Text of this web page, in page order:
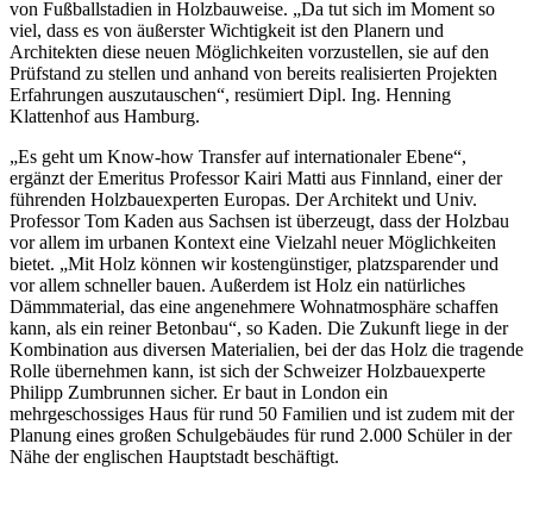
von Fußballstadien in Holzbauweise. „Da tut sich im Moment so
viel, dass es von äußerster Wichtigkeit ist den Planern und
Architekten diese neuen Möglichkeiten vorzustellen, sie auf den
Prüfstand zu stellen und anhand von bereits realisierten Projekten
Erfahrungen auszutauschen“, resümiert Dipl. Ing. Henning
Klattenhof aus Hamburg.
„Es geht um Know-how Transfer auf internationaler Ebene“,
ergänzt der Emeritus Professor Kairi Matti aus Finnland, einer der
führenden Holzbauexperten Europas. Der Architekt und Univ.
Professor Tom Kaden aus Sachsen ist überzeugt, dass der Holzbau
vor allem im urbanen Kontext eine Vielzahl neuer Möglichkeiten
bietet. „Mit Holz können wir kostengünstiger, platzsparender und
vor allem schneller bauen. Außerdem ist Holz ein natürliches
Dämmmaterial, das eine angenehmere Wohnatmosphäre schaffen
kann, als ein reiner Betonbau“, so Kaden. Die Zukunft liege in der
Kombination aus diversen Materialien, bei der das Holz die tragende
Rolle übernehmen kann, ist sich der Schweizer Holzbauexperte
Philipp Zumbrunnen sicher. Er baut in London ein
mehrgeschossiges Haus für rund 50 Familien und ist zudem mit der
Planung eines großen Schulgebäudes für rund 2.000 Schüler in der
Nähe der englischen Hauptstadt beschäftigt.